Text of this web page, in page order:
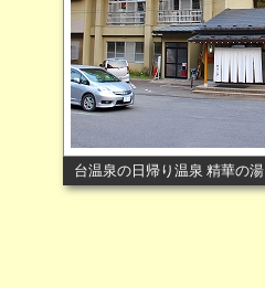
台温泉の日帰り温泉 精華の湯